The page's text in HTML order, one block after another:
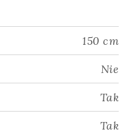
150 cm
Nie
Tak
Tak